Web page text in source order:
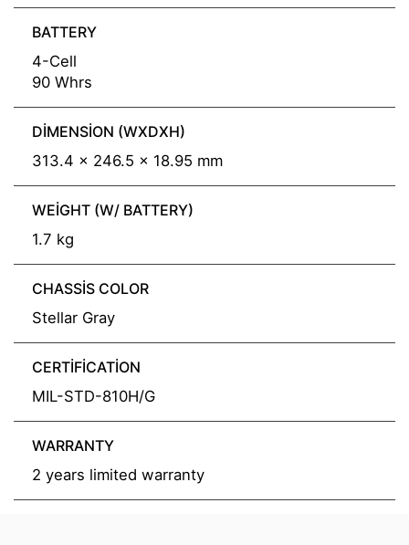
BATTERY
4-Cell
90 Whrs
DIMENSION (WXDXH)
313.4 x 246.5 x 18.95 mm
WEIGHT (W/ BATTERY)
1.7 kg
CHASSIS COLOR
Stellar Gray
CERTIFICATION
MIL-STD-810H/G
WARRANTY
2 years limited warranty